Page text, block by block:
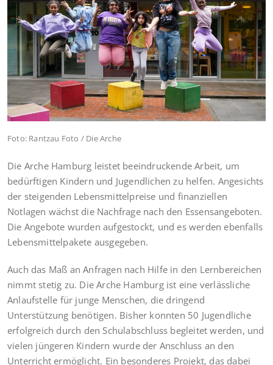
Foto: Rantzau Foto / Die Arche
Die Arche Hamburg leistet beeindruckende Arbeit, um
bedürftigen Kindern und Jugendlichen zu helfen. Angesichts
der steigenden Lebensmittelpreise und finanziellen
Notlagen wächst die Nachfrage nach den Essensangeboten.
Die Angebote wurden aufgestockt, und es werden ebenfalls
Lebensmittelpakete ausgegeben.
Auch das Maß an Anfragen nach Hilfe in den Lernbereichen
nimmt stetig zu. Die Arche Hamburg ist eine verlässliche
Anlaufstelle für junge Menschen, die dringend
Unterstützung benötigen. Bisher konnten 50 Jugendliche
erfolgreich durch den Schulabschluss begleitet werden, und
vielen jüngeren Kindern wurde der Anschluss an den
Unterricht ermöglicht. Ein besonderes Projekt, das dabei